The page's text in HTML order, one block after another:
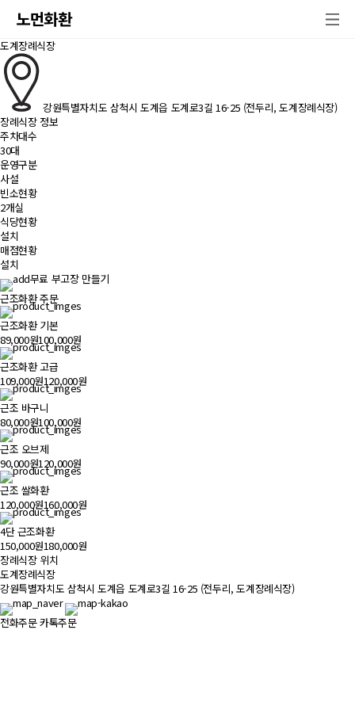
노먼화환
도계장례식장
강원특별자치도 삼척시 도계읍 도계로3길 16-25 (전두리, 도계장례식장)
장례식장 정보
주차대수
30대
운영구분
사설
빈소현황
2개실
식당현황
설치
매점현황
설치
무료 부고장 만들기
근조화환 주문
근조화환 기본
89,000원100,000원
근조화환 고급
109,000원120,000원
근조 바구니
80,000원100,000원
근조 오브제
90,000원120,000원
근조 쌀화환
120,000원160,000원
4단 근조화환
150,000원180,000원
장례식장 위치500m
도계장례식장
강원특별자치도 삼척시 도계읍 도계로3길 16-25 (전두리, 도계장례식장)
전화주문카톡주문